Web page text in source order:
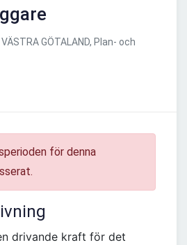
GÖTALAND, Plan- och
för denna
drivande kraft för det